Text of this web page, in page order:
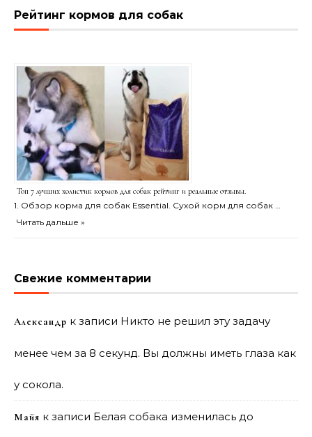
Рейтинг кормов для собак
Топ 7 лучших холистик кормов для собак рейтинг и реальные отзывы.
1. Обзор корма для собак Essential. Сухой корм для собак …
Читать дальше »
Свежие комментарии
Александр к записи Никто не решил эту задачу
менее чем за 8 секунд. Вы должны иметь глаза как
у сокола.
Майя к записи Белая собака изменилась до